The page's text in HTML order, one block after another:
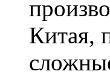
Китая,